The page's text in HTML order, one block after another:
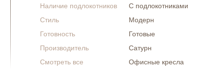
Наличие подлокотников
С подлокотниками
Стиль
Модерн
Готовность
Готовые
Производитель
Сатурн
Смотреть все
Офисные кресла